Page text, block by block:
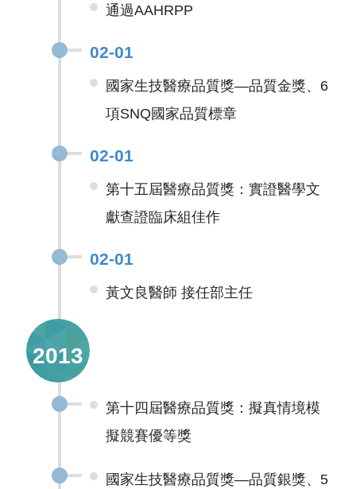
通過AAHRPP
02-01
國家生技醫療品質獎—品質金獎、6
項SNQ國家品質標章
02-01
第十五屆醫療品質獎：實證醫學文
獻查證臨床組佳作
02-01
黃文良醫師 接任部主任
2013
第十四屆醫療品質獎：擬真情境模
擬競賽優等獎
國家生技醫療品質獎—品質銀獎、5